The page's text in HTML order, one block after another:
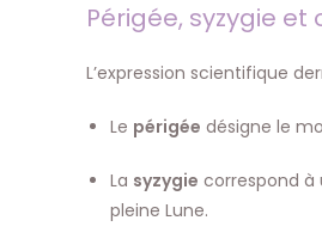
Périgée, syzygie
L’expression scientifique
Le périgée désigne le
La syzygie correspond à
pleine Lune.